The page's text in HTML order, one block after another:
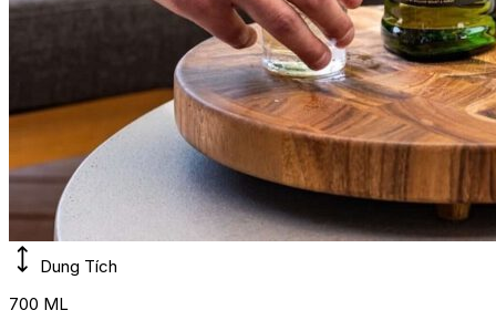
Dung Tích
700 ML